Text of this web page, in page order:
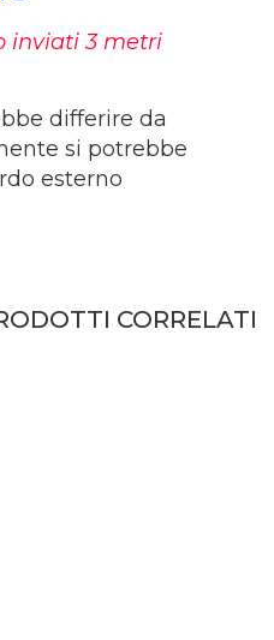
inviati 3 metri
differire da
si potrebbe
esterno
CORRELATI